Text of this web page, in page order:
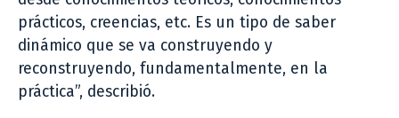
prácticos, creencias, etc. Es un tipo de saber
dinámico que se va construyendo y
reconstruyendo, fundamentalmente, en la
práctica”, describió.